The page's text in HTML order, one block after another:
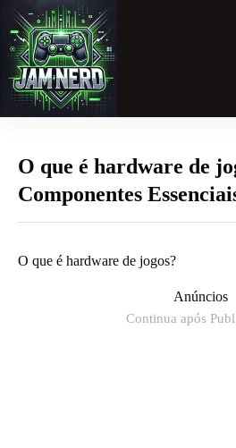
para
conteúdo
O que é hardware de
Componentes
O que é hardware de jogos?
Anúncios
Continua após